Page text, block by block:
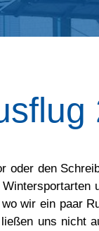
den
wir ein paar
uns